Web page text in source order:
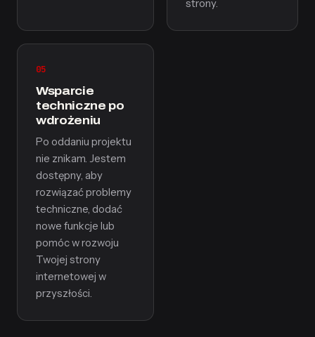
strony.
05
Wsparcie
techniczne po
wdrożeniu
Po oddaniu projektu
nie znikam. Jestem
dostępny, aby
rozwiązać problemy
techniczne, dodać
nowe funkcje lub
pomóc w rozwoju
Twojej strony
internetowej w
przyszłości.